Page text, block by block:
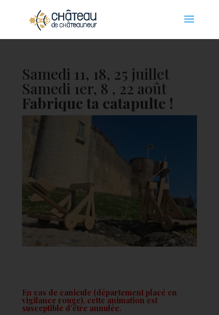
Samedi 11, 18, 25 juillet
Samedi 1er, 8 , 22 août
Fabrique ta catapulte !
En cas de canicule (département placé en
vigilance rouge), cette animation est
susceptible d’être annulée.